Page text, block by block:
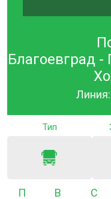
Благоевград -
Линия:
Тип
ПонеделникВторник